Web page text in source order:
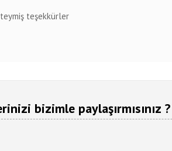
teşekkürler
bizimle paylaşırmısınız ?